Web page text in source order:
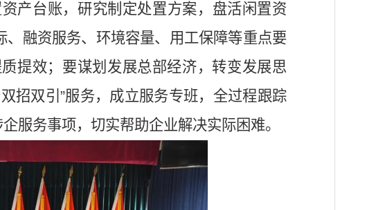
产台账，研究制定处置方案，盘活闲置资
融资服务、环境容量、用工保障等重点要
提效；要谋划发展总部经济，转变发展思
招双引”服务，成立服务专班，全过程跟踪
服务事项，切实帮助企业解决实际困难。